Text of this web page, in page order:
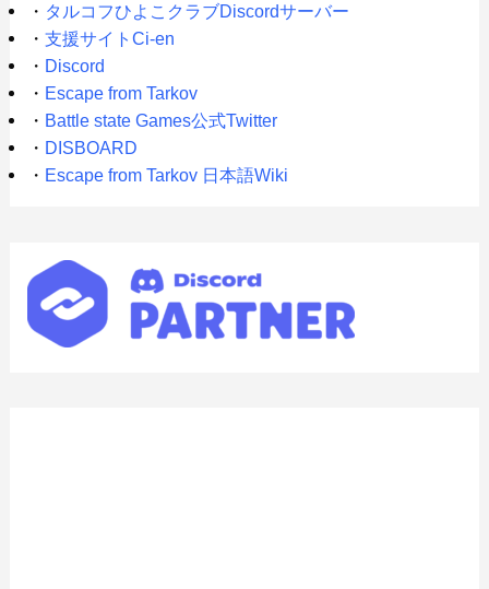
・ タルコフひよこクラブDiscordサーバー
・ 支援サイトCi-en
・ Discord
・ Escape from Tarkov
・ Battle state Games公式Twitter
・ DISBOARD
・ Escape from Tarkov 日本語Wiki